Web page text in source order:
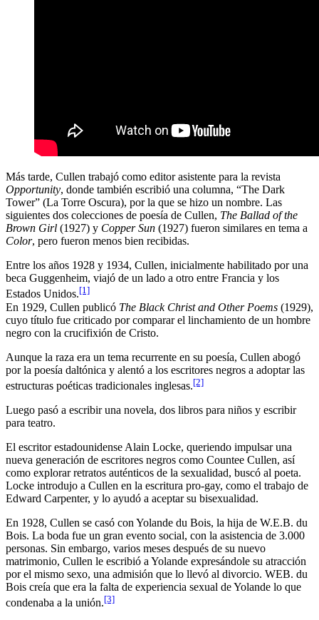
Más tarde, Cullen trabajó como editor asistente para la revista
Opportunity, donde también escribió una columna, “The Dark
Tower” (La Torre Oscura), por la que se hizo un nombre. Las
siguientes dos colecciones de poesía de Cullen, The Ballad of the
Brown Girl (1927) y Copper Sun (1927) fueron similares en tema a
Color, pero fueron menos bien recibidas.
Entre los años 1928 y 1934, Cullen, inicialmente habilitado por una
beca Guggenheim, viajó de un lado a otro entre Francia y los
Estados Unidos.[1]
En 1929, Cullen publicó The Black Christ and Other Poems (1929),
cuyo título fue criticado por comparar el linchamiento de un hombre
negro con la crucifixión de Cristo.
Aunque la raza era un tema recurrente en su poesía, Cullen abogó
por la poesía daltónica y alentó a los escritores negros a adoptar las
estructuras poéticas tradicionales inglesas.[2]
Luego pasó a escribir una novela, dos libros para niños y escribir
para teatro.
El escritor estadounidense Alain Locke, queriendo impulsar una
nueva generación de escritores negros como Countee Cullen, así
como explorar retratos auténticos de la sexualidad, buscó al poeta.
Locke introdujo a Cullen en la escritura pro-gay, como el trabajo de
Edward Carpenter, y lo ayudó a aceptar su bisexualidad.
En 1928, Cullen se casó con Yolande du Bois, la hija de W.E.B. du
Bois. La boda fue un gran evento social, con la asistencia de 3.000
personas. Sin embargo, varios meses después de su nuevo
matrimonio, Cullen le escribió a Yolande expresándole su atracción
por el mismo sexo, una admisión que lo llevó al divorcio. WEB. du
Bois creía que era la falta de experiencia sexual de Yolande lo que
condenaba a la unión.[3]